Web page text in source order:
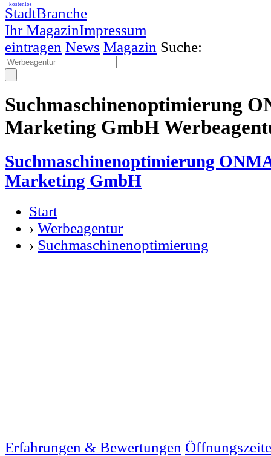
StadtBranche
Ihr MagazinImpressum
kostenlos
eintragen News Magazin Suche:
Suchmaschinenoptimierung
Marketing GmbH
Suchmaschinenoptimierung
Marketing GmbH
Start
› Werbeagentur
› Suchmaschinenoptimierung
Erfahrungen & Bewertungen